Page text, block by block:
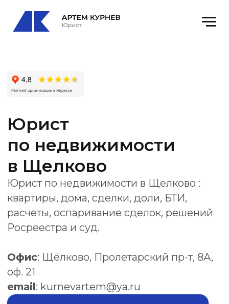
Юрист
в Щелково
Юрист по недвижимости в Щелково :
квартиры, дома, сделки, доли, БТИ,
расчеты, оспаривание сделок, решений
Росреестра и суд.
Офис: Щёлково, Пролетарский пр-т, 8А,
оф. 21
email : kurnevartem@ya.ru
Получить консультацию